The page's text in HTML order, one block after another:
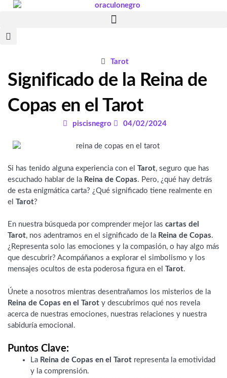
Tarot
Significado de la Reina de
Copas en el Tarot
piscisnegro 04/02/2024
Si has tenido alguna experiencia con el Tarot, seguro que has
escuchado hablar de la Reina de Copas. Pero, ¿qué hay detrás
de esta enigmática carta? ¿Qué significado tiene realmente en
el Tarot?
En nuestra búsqueda por comprender mejor las cartas del
Tarot, nos adentramos en el significado de la Reina de Copas.
¿Representa solo las emociones y la compasión, o hay algo más
que descubrir? Acompáñanos a explorar el simbolismo y los
mensajes ocultos de esta poderosa figura en el Tarot.
Únete a nosotros mientras desentrañamos los misterios de la
Reina de Copas en el Tarot y descubrimos qué nos revela
acerca de nuestras emociones, nuestras relaciones y nuestra
sabiduría emocional.
Puntos Clave:
La Reina de Copas en el Tarot representa la emotividad
y la comprensión.